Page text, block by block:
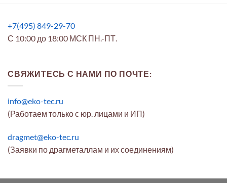
+7(495) 849-29-70
С 10:00 до 18:00 МСК ПН.-ПТ.
СВЯЖИТЕСЬ С НАМИ ПО ПОЧТЕ:
info@eko-tec.ru
(Работаем только с юр. лицами и ИП)
dragmet@eko-tec.ru
(Заявки по драгметаллам и их соединениям)